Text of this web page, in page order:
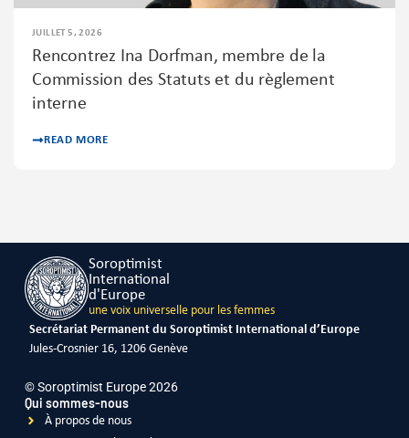
JUILLET 5, 2026
Rencontrez Ina Dorfman, membre de la
Commission des Statuts et du règlement
interne
READ MORE
Soroptimist
International
d'Europe
une voix universelle pour les femmes
Secrétariat Permanent du Soroptimist International d’Europe
Jules-Crosnier 16, 1206 Genève
© Soroptimist Europe 2026
Qui sommes-nous
À propos de nous